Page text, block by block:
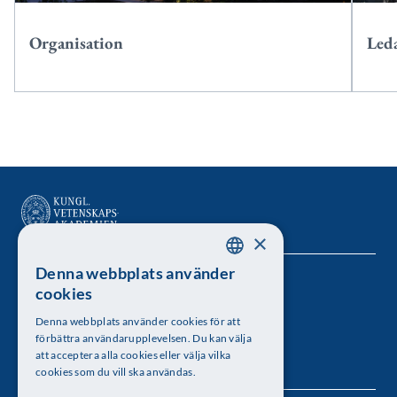
Organisation
Kungl. Vetenskapsakademien
Besöksadress: Lilla Frescativägen 4A
Telefon: 08-673 95 00
SWEDISH
×
Denna webbplats använder
cookies
Denna webbplats använder cookies för att
förbättra användarupplevelsen. Du kan välja
att acceptera alla cookies eller välja vilka
cookies som du vill ska användas.